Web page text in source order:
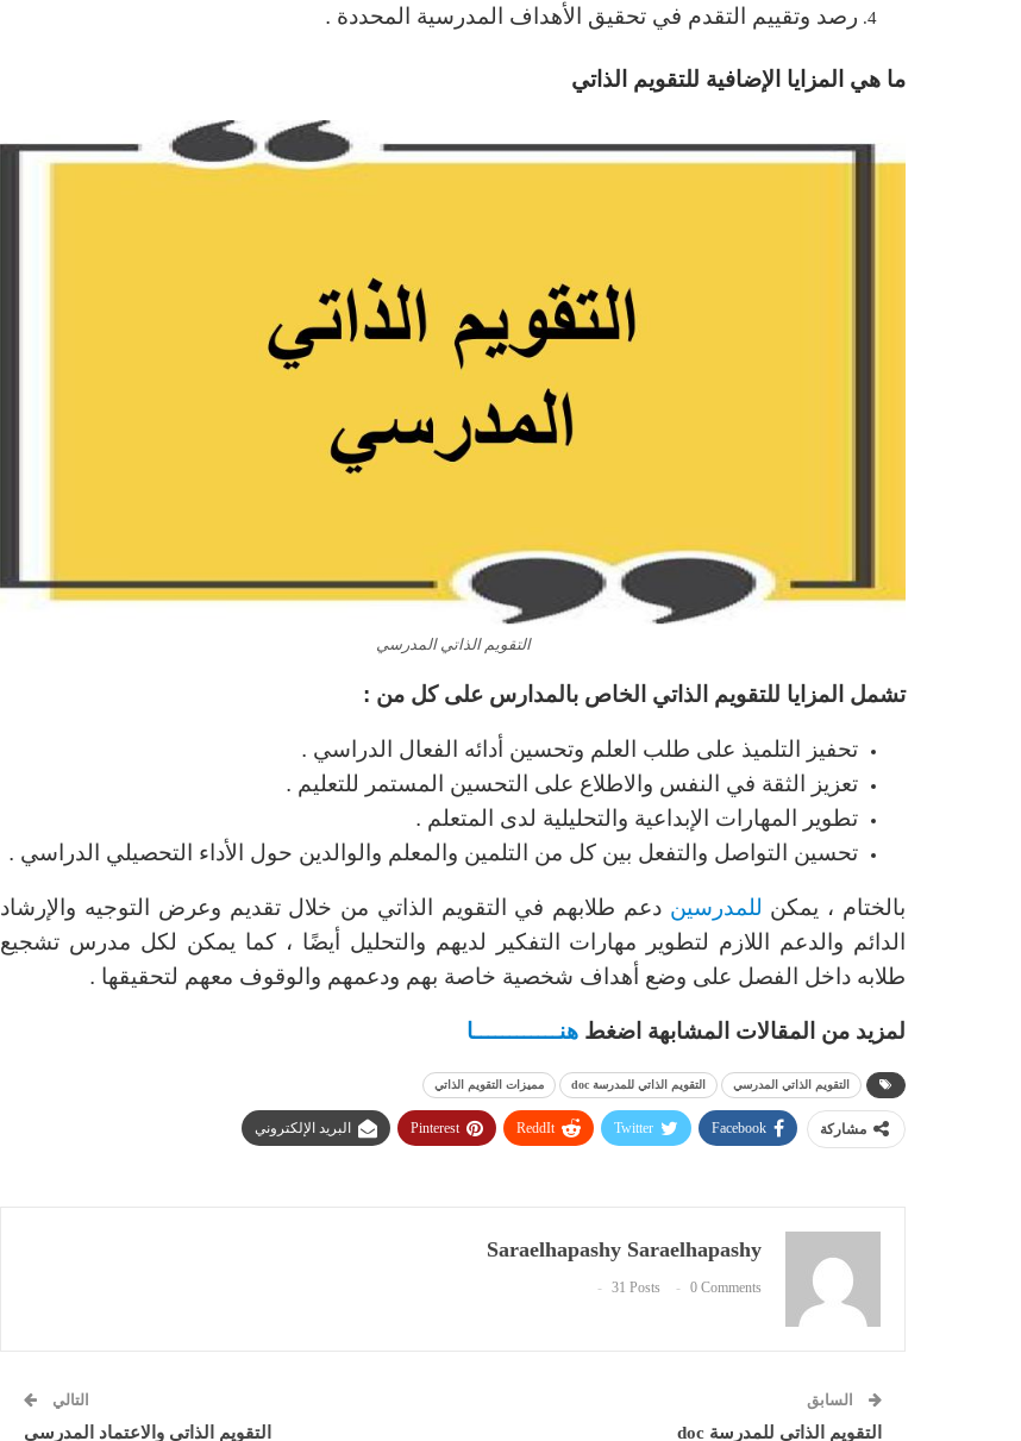
رصد وتقييم التقدم في تحقيق الأهداف المدرسية المحددة .
ما هي المزايا الإضافية للتقويم الذاتي
التقويم الذاتي المدرسي
تشمل المزايا للتقويم الذاتي الخاص بالمدارس على كل من :
تحفيز التلميذ على طلب العلم وتحسين أدائه الفعال الدراسي .
تعزيز الثقة في النفس والاطلاع على التحسين المستمر للتعليم .
تطوير المهارات الإبداعية والتحليلية لدى المتعلم .
تحسين التواصل والتفعل بين كل من التلمين والمعلم والوالدين حول الأداء التحصيلي الدراسي .
بالختام ، يمكن للمدرسين دعم طلابهم في التقويم الذاتي من خلال تقديم وعرض التوجيه والإرشاد
الدائم والدعم اللازم لتطوير مهارات التفكير لديهم والتحليل أيضًا ، كما يمكن لكل مدرس تشجيع
طلابه داخل الفصل على وضع أهداف شخصية خاصة بهم ودعمهم والوقوف معهم لتحقيقها .
لمزيد من المقالات المشابهة اضغط هنــــــــــــا
التقويم الذاتي المدرسي التقويم الذاتي للمدرسة doc مميزات التقويم الذاتي
مشاركة Facebook
Twitter
ReddIt
Pinterest البريد الإلكتروني
Saraelhapashy Saraelhapashy
31 Posts 0 Comments
السابق
التقويم الذاتي للمدرسة doc
التالي
التقويم الذاتي والاعتماد المدرسي